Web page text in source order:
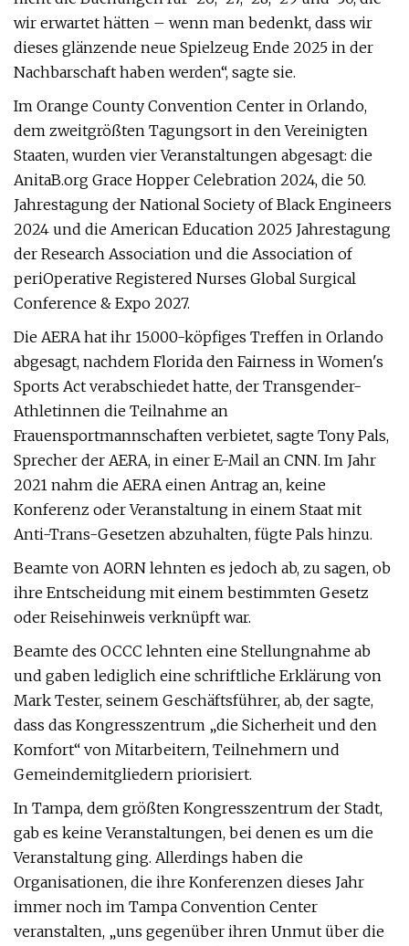
wir erwartet hätten – wenn man bedenkt, dass wir
dieses glänzende neue Spielzeug Ende 2025 in der
Nachbarschaft haben werden“, sagte sie.
Im Orange County Convention Center in Orlando,
dem zweitgrößten Tagungsort in den Vereinigten
Staaten, wurden vier Veranstaltungen abgesagt: die
AnitaB.org Grace Hopper Celebration 2024, die 50.
Jahrestagung der National Society of Black Engineers
2024 und die American Education 2025 Jahrestagung
der Research Association und die Association of
periOperative Registered Nurses Global Surgical
Conference & Expo 2027.
Die AERA hat ihr 15.000-köpfiges Treffen in Orlando
abgesagt, nachdem Florida den Fairness in Women's
Sports Act verabschiedet hatte, der Transgender-
Athletinnen die Teilnahme an
Frauensportmannschaften verbietet, sagte Tony Pals,
Sprecher der AERA, in einer E-Mail an CNN. Im Jahr
2021 nahm die AERA einen Antrag an, keine
Konferenz oder Veranstaltung in einem Staat mit
Anti-Trans-Gesetzen abzuhalten, fügte Pals hinzu.
Beamte von AORN lehnten es jedoch ab, zu sagen, ob
ihre Entscheidung mit einem bestimmten Gesetz
oder Reisehinweis verknüpft war.
Beamte des OCCC lehnten eine Stellungnahme ab
und gaben lediglich eine schriftliche Erklärung von
Mark Tester, seinem Geschäftsführer, ab, der sagte,
dass das Kongresszentrum „die Sicherheit und den
Komfort“ von Mitarbeitern, Teilnehmern und
Gemeindemitgliedern priorisiert.
In Tampa, dem größten Kongresszentrum der Stadt,
gab es keine Veranstaltungen, bei denen es um die
Veranstaltung ging. Allerdings haben die
Organisationen, die ihre Konferenzen dieses Jahr
immer noch im Tampa Convention Center
veranstalten, „uns gegenüber ihren Unmut über die